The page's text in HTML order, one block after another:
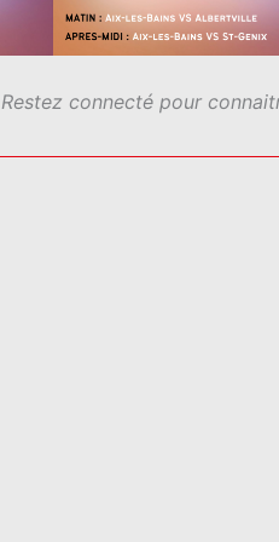
Restez connecté pour